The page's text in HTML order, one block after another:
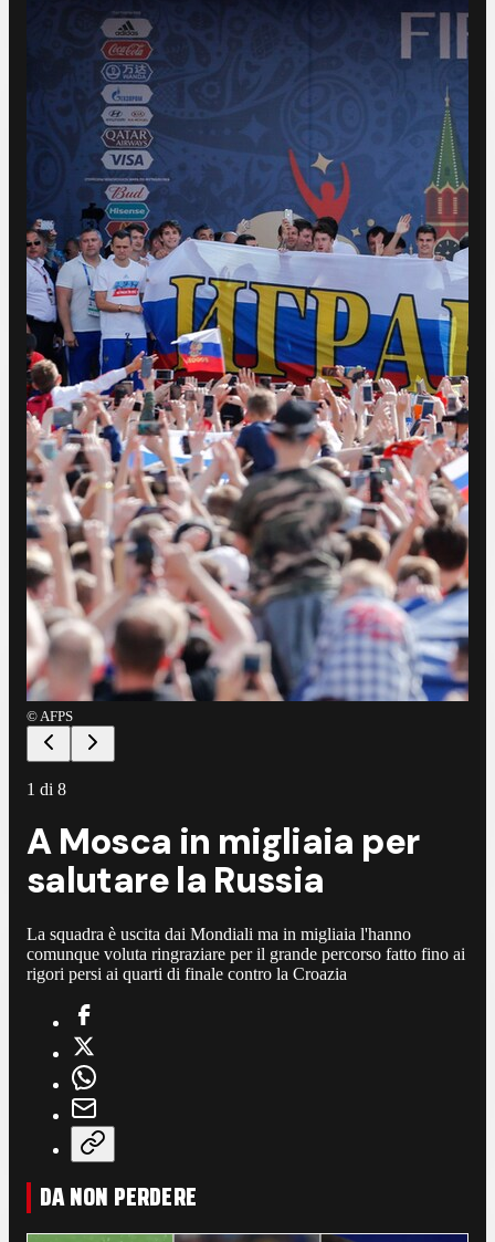
©AFPS
1 di 8
A Mosca in migliaia per
salutare la Russia
La squadra è uscita dai Mondiali ma in migliaia l'hanno
comunque voluta ringraziare per il grande percorso fatto fino ai
rigori persi ai quarti di finale contro la Croazia
DA NON PERDERE